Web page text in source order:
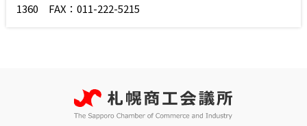
1360 FAX：011-222-5215